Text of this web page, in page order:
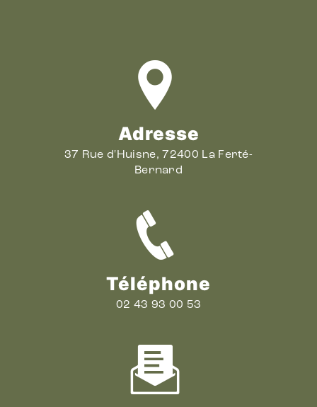
Adresse
37 Rue d'Huisne, 72400 La Ferté-
Bernard
Téléphone
02 43 93 00 53